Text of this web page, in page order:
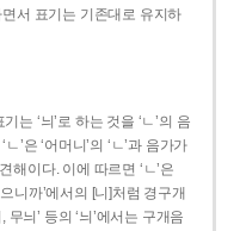
서 표기는 기존대로 유지하
는 ‘늬’로 하는 것을 ‘ㄴ’의 음
’은 ‘어머니’의 ‘ㄴ’과 음가가
해이다. 이에 따르면 ‘ㄴ’은
니까’에서의 [니]처럼 경구개
늬’ 등의 ‘늬’에서는 구개음